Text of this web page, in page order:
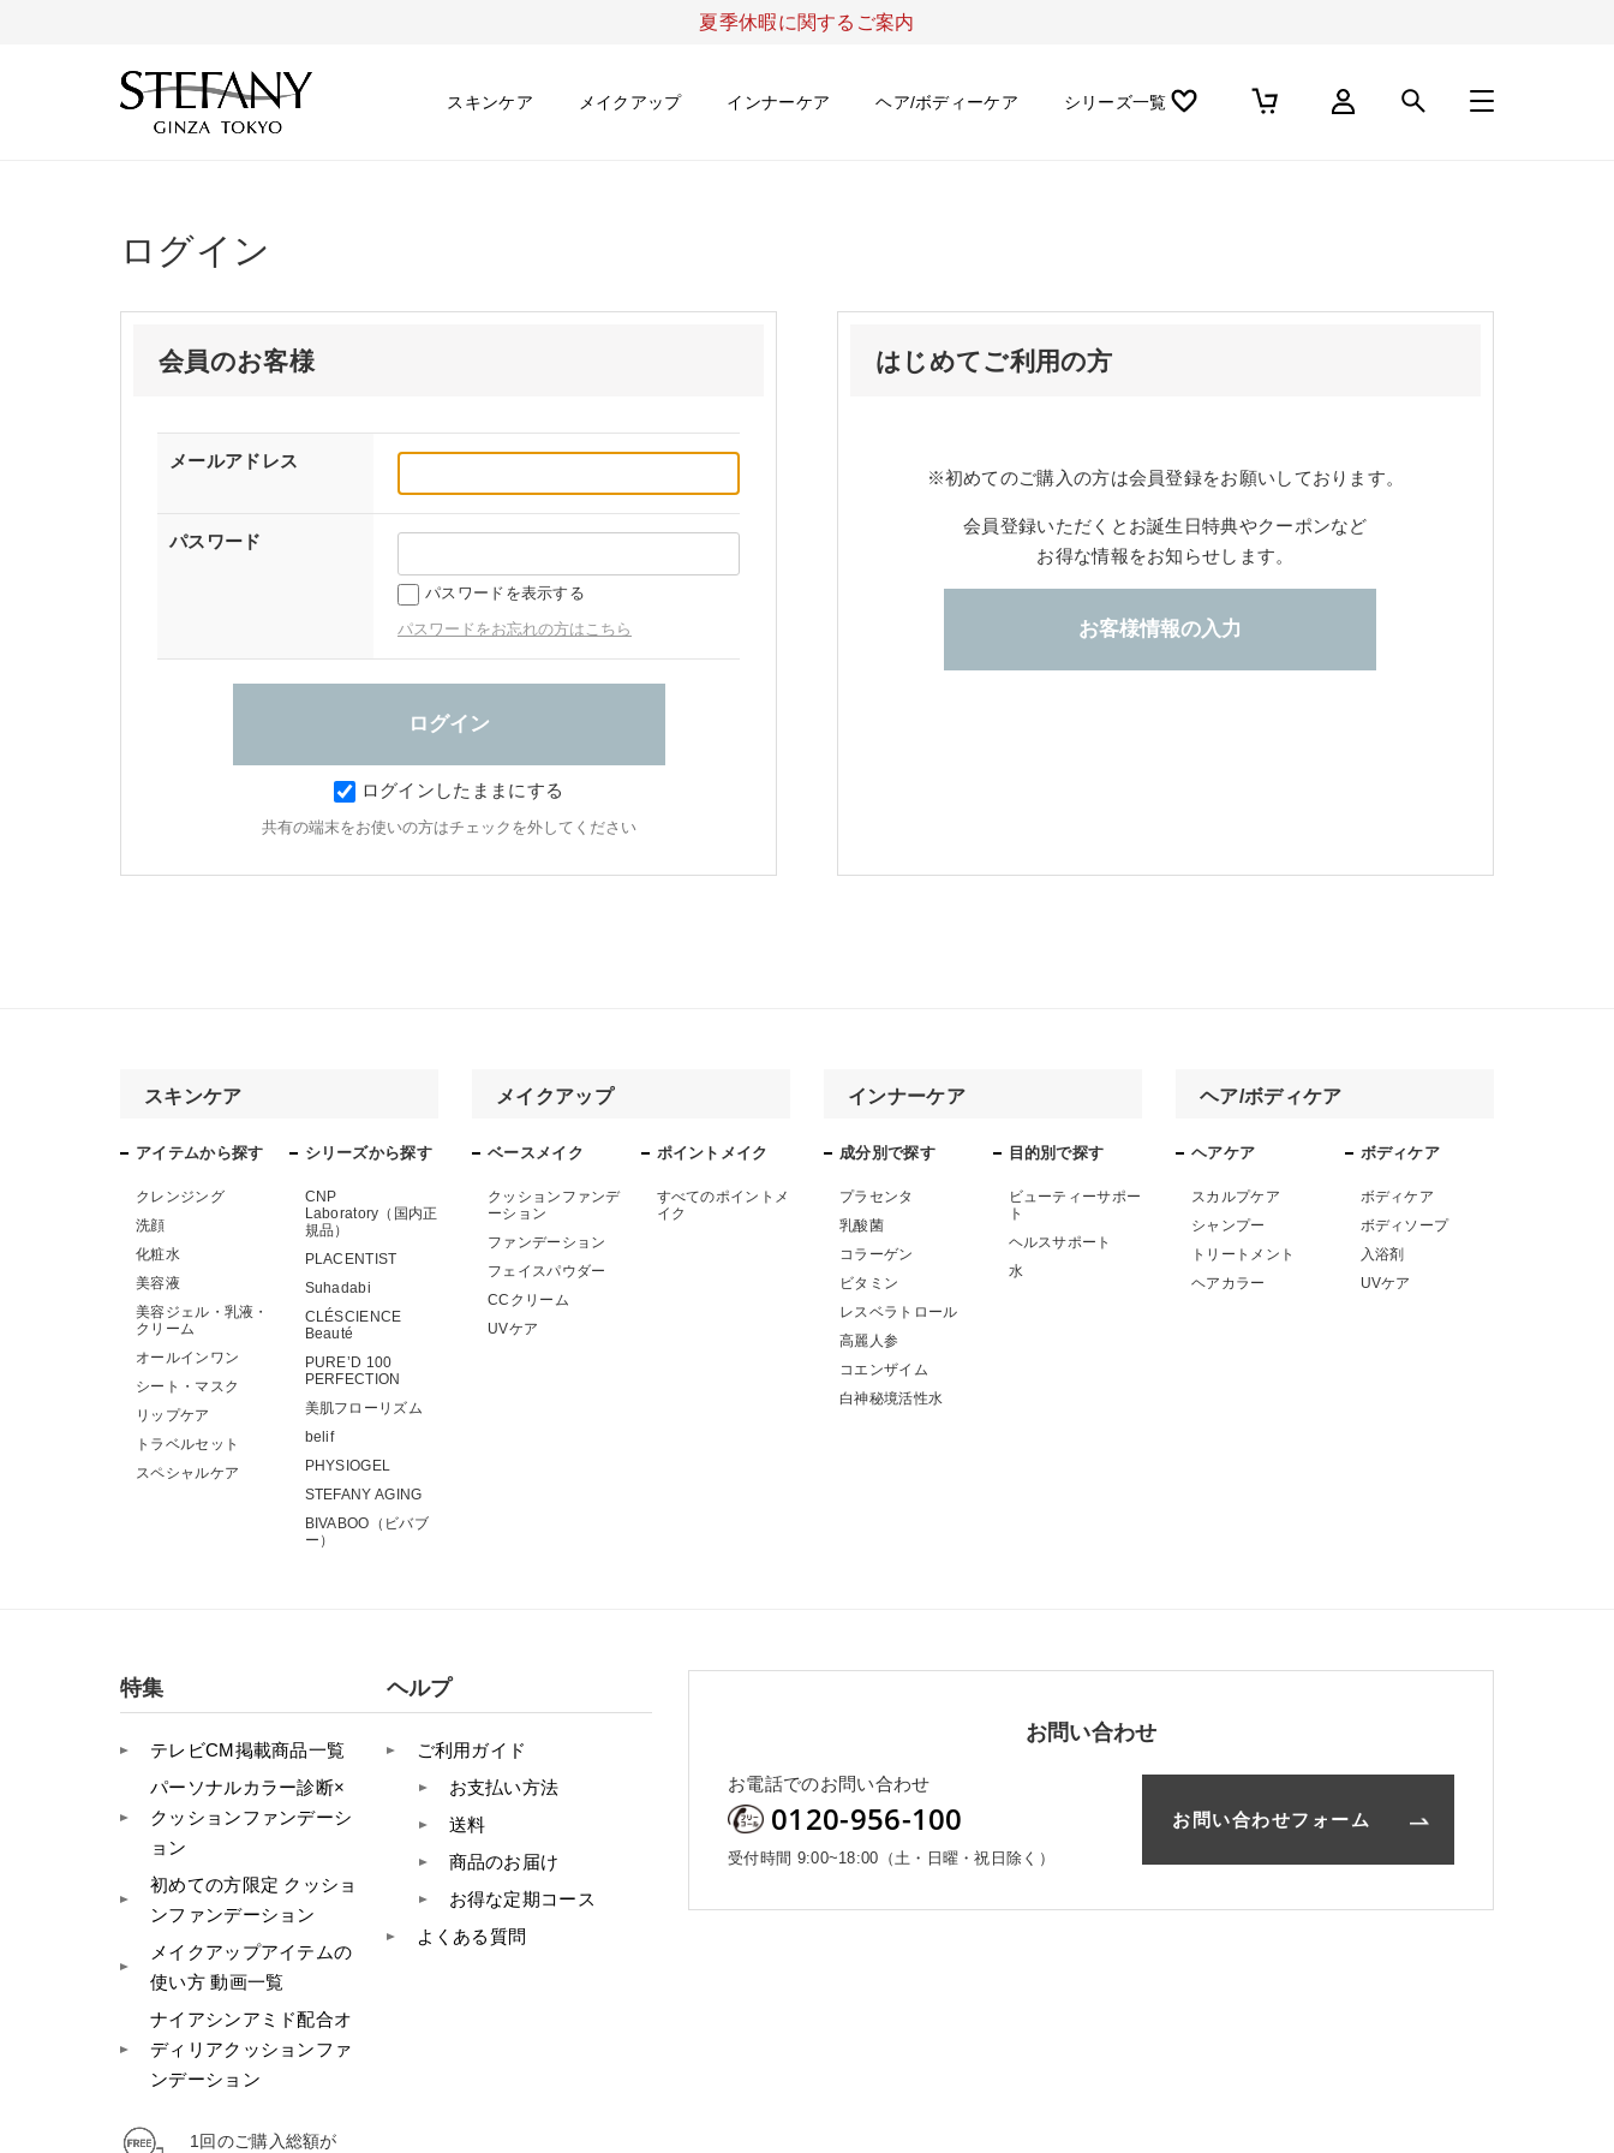
夏季休暇に関するご案内
スキンケア メイクアップ インナーケア ヘア/ボディーケア シリーズ一覧
ログイン
会員のお客様
メールアドレス
パスワード
パスワードを表示する
パスワードをお忘れの方はこちら
ログインしたままにする
共有の端末をお使いの方はチェックを外してください
はじめてご利用の方
※初めてのご購入の方は会員登録をお願いしております。
会員登録いただくとお誕生日特典やクーポンなど
お得な情報をお知らせします。
スキンケア
アイテムから探す
クレンジング
洗顔
化粧水
美容液
美容ジェル・乳液・
クリーム
オールインワン
シート・マスク
リップケア
トラベルセット
スペシャルケア
シリーズから探す
CNP
Laboratory（国内正
規品）
PLACENTIST
Suhadabi
CLÉSCIENCE
Beauté
PURE’D 100
PERFECTION
美肌フローリズム
belif
PHYSIOGEL
STEFANY AGING
BIVABOO（ビバブ
ー）
メイクアップ
ベースメイク
クッションファンデ
ーション
ファンデーション
フェイスパウダー
CCクリーム
UVケア
ポイントメイク
すべてのポイントメ
イク
インナーケア
成分別で探す
プラセンタ
乳酸菌
コラーゲン
ビタミン
レスベラトロール
高麗人参
コエンザイム
白神秘境活性水
目的別で探す
ビューティーサポー
ト
ヘルスサポート
水
ヘア/ボディケア
ヘアケア
スカルプケア
シャンプー
トリートメント
ヘアカラー
ボディケア
ボディケア
ボディソープ
入浴剤
UVケア
特集
テレビCM掲載商品一覧
パーソナルカラー診断×
クッションファンデーシ
ョン
初めての方限定 クッショ
ンファンデーション
メイクアップアイテムの
使い方 動画一覧
ナイアシンアミド配合オ
ディリアクッションファ
ンデーション
ヘルプ
ご利用ガイド
お支払い方法
送料
商品のお届け
お得な定期コース
よくある質問
1回のご購入総額が
お問い合わせ
お問い合わせフォーム
お電話でのお問い合わせ
0120-956-100
受付時間 9:00~18:00（土・日曜・祝日除く）